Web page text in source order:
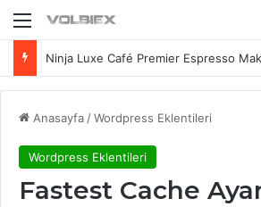
Menü
Ninja Luxe Café Premier Espresso
Anasayfa /Wordpress Eklentileri
Wordpress Eklentileri
Fastest Cache